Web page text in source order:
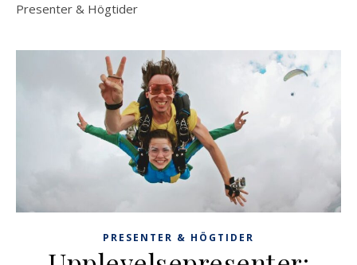
Presenter & Högtider
PRESENTER & HÖGTIDER